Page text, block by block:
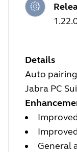
Details
Auto
Jabra PC
General